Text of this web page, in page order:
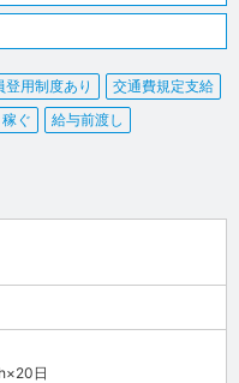
登用制度あり
交通費規定支給
ぐ
給与前渡し
日